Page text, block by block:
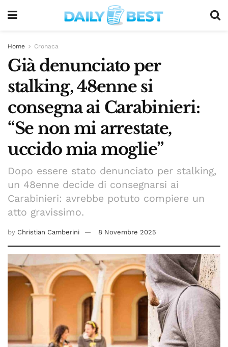
Home Cronaca
Già denunciato per
stalking, 48enne si
consegna ai Carabinieri:
“Se non mi arrestate,
uccido mia moglie”
Dopo essere stato denunciato per stalking,
un 48enne decide di consegnarsi ai
Carabinieri: avrebbe potuto compiere un
atto gravissimo.
by Christian Camberini 8 Novembre 2025